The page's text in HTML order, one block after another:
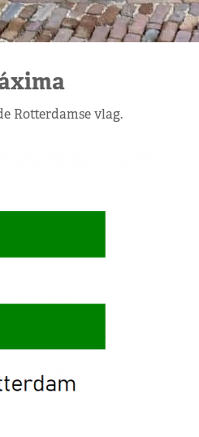
Rotterdamse vlag.